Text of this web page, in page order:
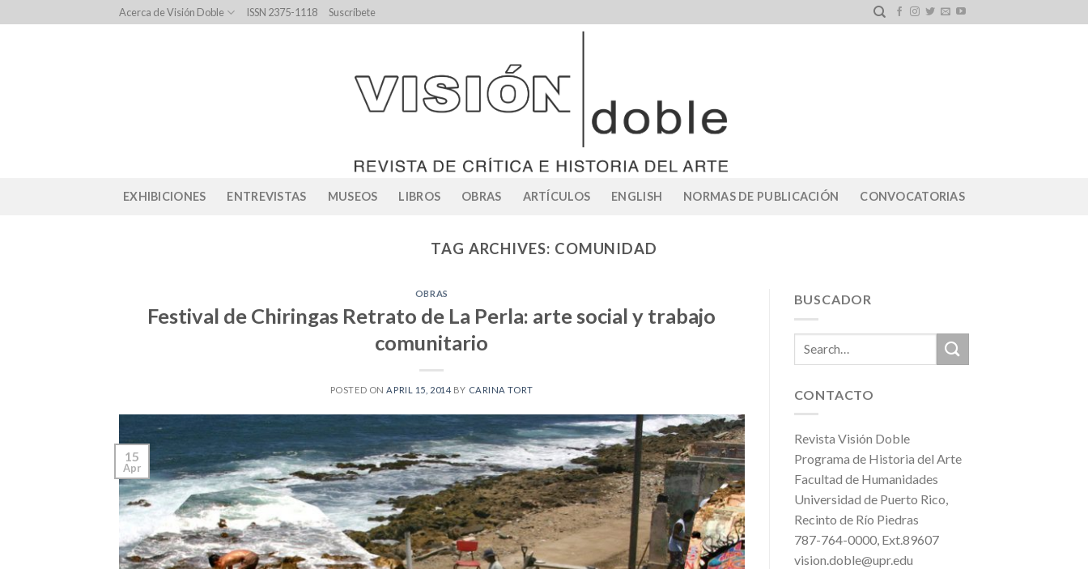
to
Acerca de Visión Doble ISSN 2375-1118 Suscríbete
EXHIBICIONES ENTREVISTAS MUSEOS LIBROS OBRAS ARTÍCULOS ENGLISH NORMAS DE PUBLICACIÓN CONVOCATORIAS
TAG ARCHIVES: COMUNIDAD
OBRAS
Festival de Chiringas Retrato de La Perla: arte social y trabajo
comunitario
POSTED ONAPRIL 15, 2014 BY CARINA TORT
15
Apr
BUSCADOR
CONTACTO
Revista Visión Doble
Programa de Historia del Arte
Facultad de Humanidades
Universidad de Puerto Rico,
Recinto de Río Piedras
787-764-0000, Ext.89607
vision.doble@upr.edu